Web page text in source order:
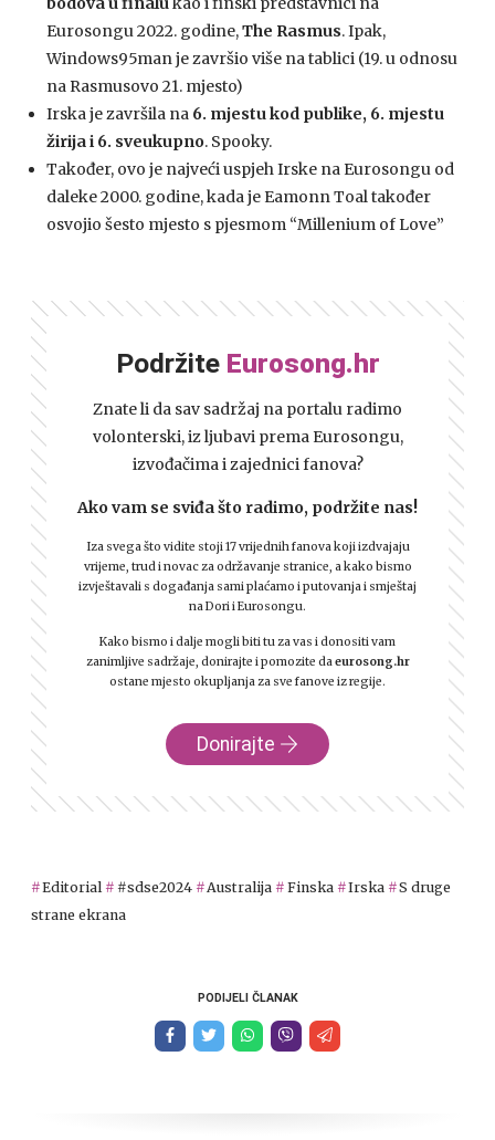
Eurosongu 2022. godine,The Rasmus. Ipak,
Windows95man je završio više na tablici (19. u odnosu
na Rasmusovo 21. mjesto)
Irska je završila na 6. mjestu kod publike, 6. mjestu
žirija i 6. sveukupno. Spooky.
Također, ovo je najveći uspjeh Irske na Eurosongu od
daleke 2000. godine, kada je Eamonn Toal također
osvojio šesto mjesto s pjesmom “Millenium of Love”
Podržite Eurosong.hr
Znate li da sav sadržaj na portalu radimo
volonterski, iz ljubavi prema Eurosongu,
izvođačima i zajednici fanova?
Ako vam se sviđa što radimo, podržite nas!
Iza svega što vidite stoji 17 vrijednih fanova koji izdvajaju
vrijeme, trud i novac za održavanje stranice, a kako bismo
izvještavali s događanja sami plaćamo i putovanja i smještaj
na Dori i Eurosongu.
Kako bismo i dalje mogli biti tu za vas i donositi vam
zanimljive sadržaje, donirajte i pomozite daeurosong.hr
ostane mjesto okupljanja za sve fanove iz regije.
Donirajte
Editorial #sdse2024 Australija Finska Irska
S druge
strane ekrana
PODIJELI ČLANAK